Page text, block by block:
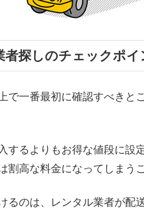
者探しのチェックポ
で一番最初に確認すべきとこ
するよりもお得な値段に設
割高な料金になってしまう
るのは、レンタル業者が配